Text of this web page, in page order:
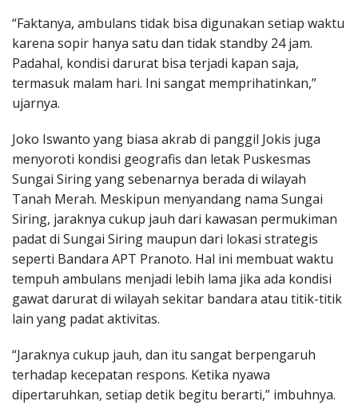
“Faktanya, ambulans tidak bisa digunakan setiap waktu
karena sopir hanya satu dan tidak standby 24 jam.
Padahal, kondisi darurat bisa terjadi kapan saja,
termasuk malam hari. Ini sangat memprihatinkan,”
ujarnya.
Joko Iswanto yang biasa akrab di panggil Jokis juga
menyoroti kondisi geografis dan letak Puskesmas
Sungai Siring yang sebenarnya berada di wilayah
Tanah Merah. Meskipun menyandang nama Sungai
Siring, jaraknya cukup jauh dari kawasan permukiman
padat di Sungai Siring maupun dari lokasi strategis
seperti Bandara APT Pranoto. Hal ini membuat waktu
tempuh ambulans menjadi lebih lama jika ada kondisi
gawat darurat di wilayah sekitar bandara atau titik-titik
lain yang padat aktivitas.
“Jaraknya cukup jauh, dan itu sangat berpengaruh
terhadap kecepatan respons. Ketika nyawa
dipertaruhkan, setiap detik begitu berarti,” imbuhnya.